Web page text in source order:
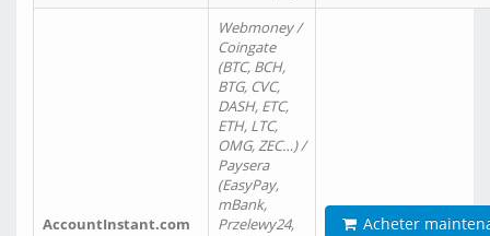
AccountInstant.com
Webmoney /
Coingate
(BTC, BCH,
BTG, CVC,
DASH, ETC,
ETH, LTC,
OMG, ZEC…) /
Paysera
(EasyPay,
mBank,
Przelewy24,
Acheter